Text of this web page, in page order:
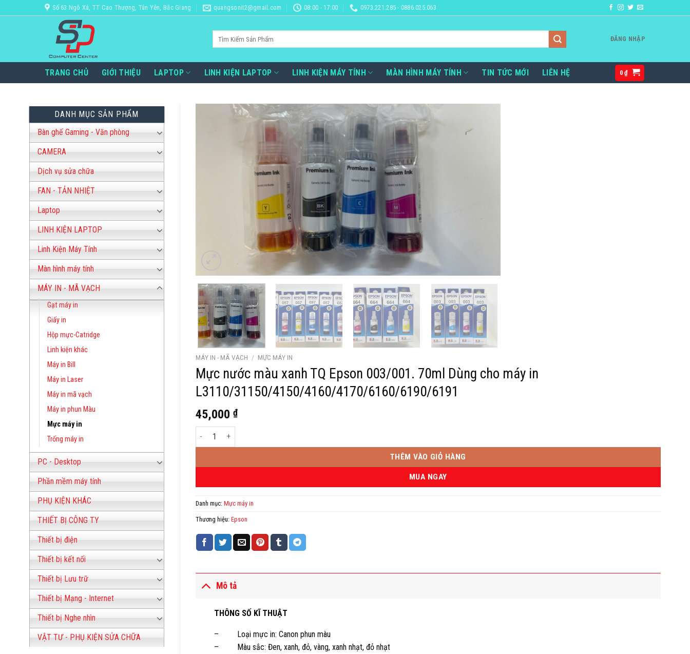
qua
Số 63 Ngô Xá, TT Cao Thượng, Tân Yên, Bắc Giang quangsonit2@gmail.com 08:00 - 17:00 0973.221.285 - 0886.025.063
ĐĂNG NHẬP
TRANG CHỦ GIỚI THIỆU LAPTOP LINH KIỆN LAPTOP LINH KIỆN MÁY TÍNH MÀN HÌNH MÁY TÍNH TIN TỨC MỚI LIÊN HỆ 0₫
DANH MỤC SẢN PHẨM
Bàn ghế Gaming - Văn phòng
CAMERA
Dịch vụ sửa chữa
FAN - TẢN NHIỆT
Laptop
LINH KIỆN LAPTOP
Linh Kiện Máy Tính
Màn hình máy tính
MÁY IN - MÃ VẠCH
Gạt máy in
Giấy in
Hộp mực-Catridge
Linh kiện khác
Máy in Bill
Máy in Laser
Máy in mã vạch
Máy in phun Màu
Mực máy in
Trống máy in
PC - Desktop
Phần mềm máy tính
PHỤ KIỆN KHÁC
THIẾT BỊ CÔNG TY
Thiết bị điện
Thiết bị kết nối
Thiết bị Lưu trữ
Thiết bị Mạng - Internet
Thiết bị Nghe nhìn
VẬT TƯ - PHỤ KIỆN SỬA CHỮA
MÁY IN - MÃ VẠCH / MỰC MÁY IN
Mực nước màu xanh TQ Epson 003/001. 70ml Dùng cho máy in
L3110/31150/4150/4160/4170/6160/6190/6191
45,000 ₫
Mực nước màu xanh TQ Epson 003/001. 70ml Dùng cho máy in L3110/31150/4150/4160/4170/6160/6190/6191 số lượng
THÊM VÀO GIỎ HÀNG
MUA NGAY
Danh mục: Mực máy in
Thương hiệu: Epson
Mô tả
THÔNG SỐ KĨ THUẬT
– Loại mực in: Canon phun màu
– Màu sắc: Đen, xanh, đỏ, vàng, xanh nhạt, đỏ nhạt